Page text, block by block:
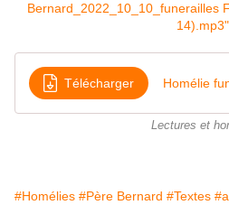
Bernard_2022_10_10_funerailles
14).mp3"
Télécharger
Lectures et
#Homélies #Père Bernard #Textes